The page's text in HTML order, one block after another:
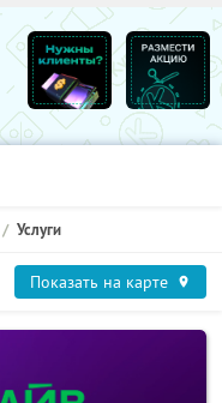
Услуги
Показать на карте